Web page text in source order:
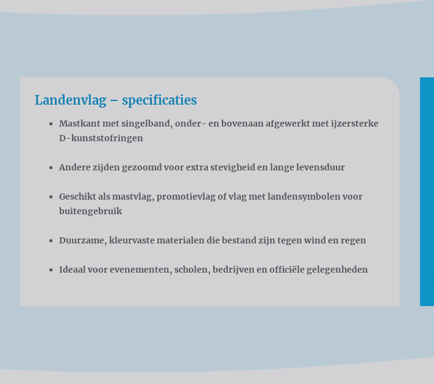
Landenvlag – specificaties
Mastkant met singelband, onder- en bovenaan afgewerkt met ijzersterke
D-kunststofringen
Andere zijden gezoomd voor extra stevigheid en lange levensduur
Geschikt als mastvlag, promotievlag of vlag met landensymbolen voor
buitengebruik
Duurzame, kleurvaste materialen die bestand zijn tegen wind en regen
Ideaal voor evenementen, scholen, bedrijven en officiële gelegenheden